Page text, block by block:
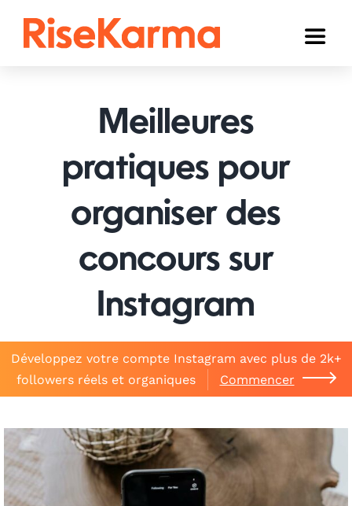
Toggle
Twitter (𝕏)
Autres
Meilleures
pratiques pour
organiser des
concours sur
Instagram
Développez votre compte Instagram avec plus de 2k+
followers réels et organiques
Commencer